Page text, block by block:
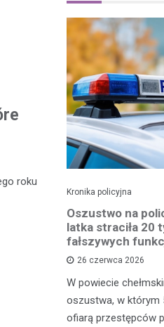
roku
miał
Kronika policyjna
Oszustwo na
latka straciła 20
fałszywych
26 czerwca 2026
W powiecie
oszustwa, w którym
ofiarą przestępców